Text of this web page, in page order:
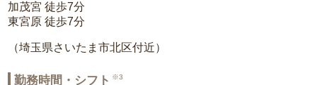
加茂宮 徒歩7分
東宮原 徒歩7分
（埼玉県さいたま市北区付近）
勤務時間・シフト ※3